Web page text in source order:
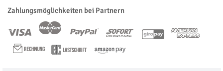
Zahlungsmöglichkeiten bei Partnern